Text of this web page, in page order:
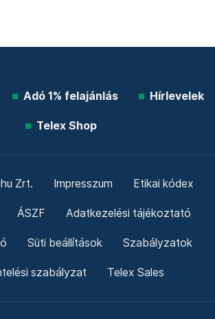
Adó 1% felajánlás Hírlevelek
Telex Shop
Zrt. Impresszum Etikai kódex
ÁSZF Adatkezelési tájékoztató
Süti beállítások Szabályzatok
szabályzat Telex Sales